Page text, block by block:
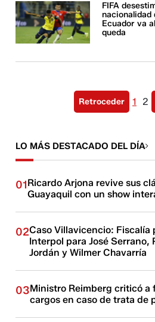
FIFA
nacionalidad
Ecuador va
queda
Retroceder 1 2
LO MÁS DESTACADO DEL DÍA
01Ricardo Arjona revive sus
Guayaquil con un show
02Caso Villavicencio: Fiscalía
Interpol para José Serrano,
Jordán y Wilmer Chavarría
03Ministro Reimberg criticó a
cargos en caso de trata de